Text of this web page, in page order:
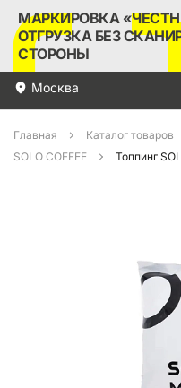
МАРКИРОВКА
ОТГРУЗКА БЕЗ
СТОРОНЫ
Москва
Главная Каталог товаров
SOLO COFFEE
Топпинг